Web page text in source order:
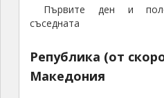
Първите ден и
съседната
Република (от
Македония